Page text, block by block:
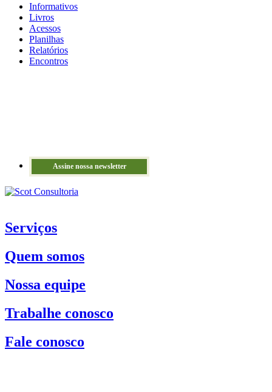
Informativos
Livros
Acessos
Planilhas
Relatórios
Encontros
Assine nossa newsletter
Serviços
Quem somos
Nossa equipe
Trabalhe conosco
Fale conosco